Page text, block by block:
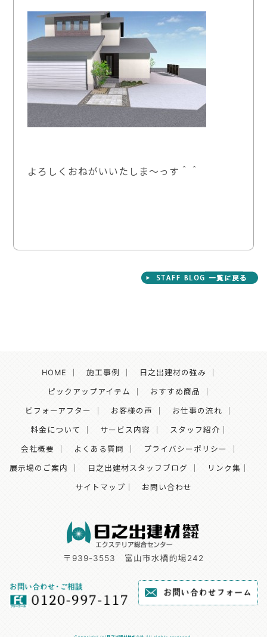
よろしくおねがいいたしま～っす＾＾
HOME 施工事例 日之出建材の強み
ピックアップアイテム おすすめ商品
ビフォーアフター お客様の声 お仕事の流れ
料金について サービス内容 スタッフ紹介
会社概要 よくある質問 プライバシーポリシー
展示場のご案内 日之出建材スタッフブログ リンク集
サイトマップ｜ お問い合わせ
〒939-3553 富山市水橋的場242